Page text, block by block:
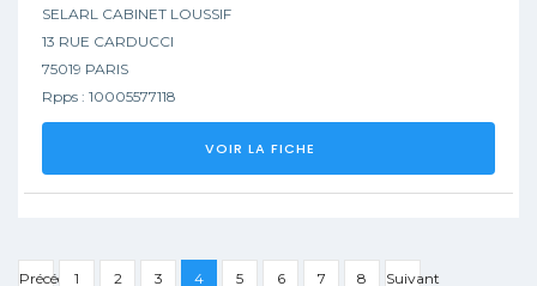
SELARL CABINET LOUSSIF
13 RUE CARDUCCI
75019 PARIS
Rpps : 10005577118
VOIR LA FICHE
Précédent
1 2 3 4 5 6 7 8 Suivant